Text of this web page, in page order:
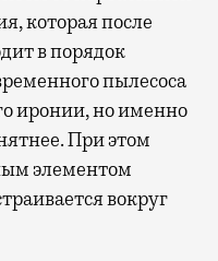
которая после
в порядок
пылесоса
иронии, но именно
При этом
элементом
вокруг